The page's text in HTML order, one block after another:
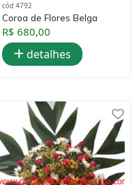
cód 4792
Coroa de Flores Belga
R$ 680,00
detalhes